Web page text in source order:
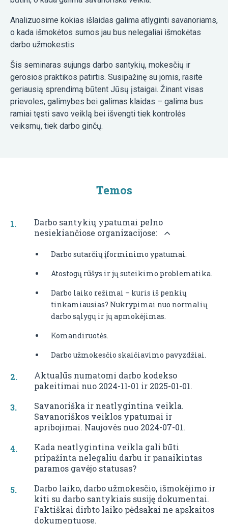
Analizuosime kokias išlaidas galima atlyginti savanoriams,
o kada išmokėtos sumos jau bus nelegaliai išmokėtas
darbo užmokestis
Šis seminaras sujungs darbo santykių, mokesčių ir
gerosios praktikos patirtis. Susipažinę su jomis, rasite
geriausią sprendimą būtent Jūsų įstaigai. Žinant visas
prievoles, galimybes bei galimas klaidas – galima bus
ramiai tęsti savo veiklą bei išvengti tiek kontrolės
veiksmų, tiek darbo ginčų.
Temos
Darbo santykių ypatumai pelno
nesiekiančiose organizacijose:
Darbo sutarčių įforminimo ypatumai.
Atostogų rūšys ir jų suteikimo problematika.
Darbo laiko režimai – kuris iš penkių
tinkamiausias? Nukrypimai nuo normalių
darbo sąlygų ir jų apmokėjimas.
Komandiruotės.
Darbo užmokesčio skaičiavimo pavyzdžiai.
Aktualūs numatomi darbo kodekso
pakeitimai nuo 2024-11-01 ir 2025-01-01.
Savanoriška ir neatlygintina veikla.
Savanoriškos veiklos ypatumai ir
apribojimai. Naujovės nuo 2024-07-01.
Kada neatlygintina veikla gali būti
pripažinta nelegaliu darbu ir panaikintas
paramos gavėjo statusas?
Darbo laiko, darbo užmokesčio, išmokėjimo ir
kiti su darbo santykiais susiję dokumentai.
Faktiškai dirbto laiko pėdsakai ne apskaitos
dokumentuose.